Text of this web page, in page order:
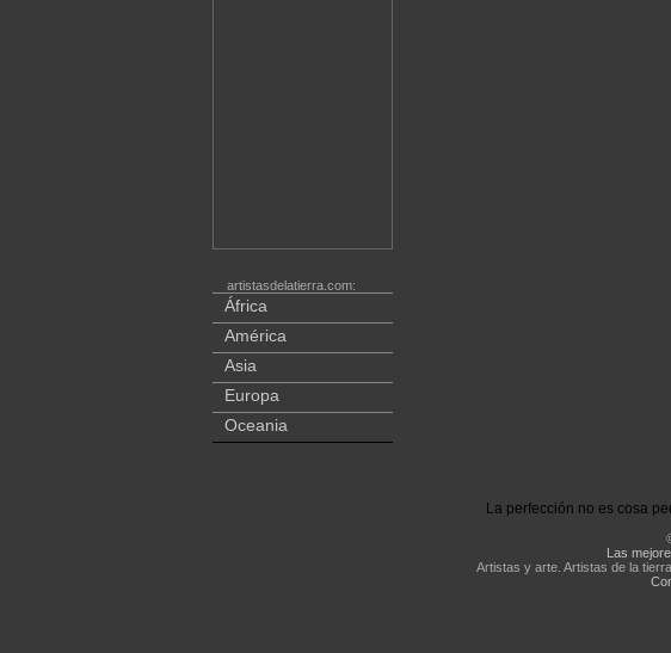
artistasdelatierra.com:
África
América
Asia
Europa
Oceania
La perfección no es cosa
Las
Artistas y arte. Artistas de la